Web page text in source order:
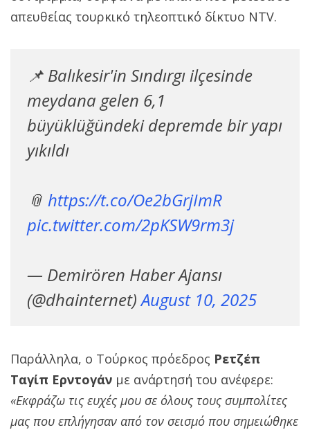
απευθείας τουρκικό τηλεοπτικό δίκτυο NTV.
📌 Balıkesir'in Sındırgı ilçesinde
meydana gelen 6,1
büyüklüğündeki depremde bir yapı
yıkıldı
📎 https://t.co/Oe2bGrjImR
pic.twitter.com/2pKSW9rm3j
— Demirören Haber Ajansı
(@dhainternet)August 10, 2025
Παράλληλα, ο Τούρκος πρόεδρος Ρετζέπ
Ταγίπ Ερντογάν με ανάρτησή του ανέφερε:
«Εκφράζω τις ευχές μου σε όλους τους συμπολίτες
μας που επλήγησαν από τον σεισμό που σημειώθηκε